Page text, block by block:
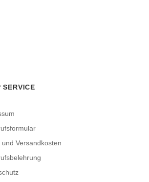
SERVICE
und Versandkosten